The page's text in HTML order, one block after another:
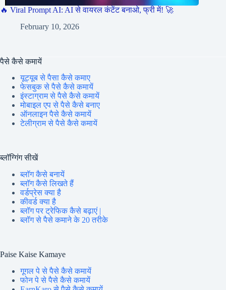
🔥 Viral Prompt AI: AI से वायरल कंटेंट बनाओ, फ्री में! 🚀
February 10, 2026
पैसे कैसे कमायें
यूट्यूब से पैसा कैसे कमाए
फेसबुक से पैसे कैसे कमायें
इंस्टाग्राम से पैसे कैसे कमायें
मोबाइल एप से पैसे कैसे बनाए
ऑनलाइन पैसे कैसे कमायें
टेलीग्राम से पैसे कैसे कमायें
ब्लॉग्गिंग सीखें
ब्लॉग कैसे बनायें
ब्लॉग कैसे लिखते हैं
वर्डप्रेस क्या है
कीवर्ड क्या है
ब्लॉग पर ट्रेफिक कैसे बढ़ाएं |
ब्लॉग से पैसे कमाने के 20 तरीके
Paise Kaise Kamaye
गूगल पे से पैसे कैसे कमायें
फोन पे से पैसे कैसे कमायें